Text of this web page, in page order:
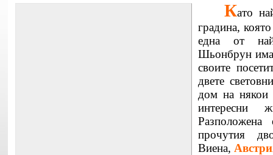
Като
градина,
една от
Шьонбрун
своите
двете
дом на някои
интересни
прочутия
Виена,